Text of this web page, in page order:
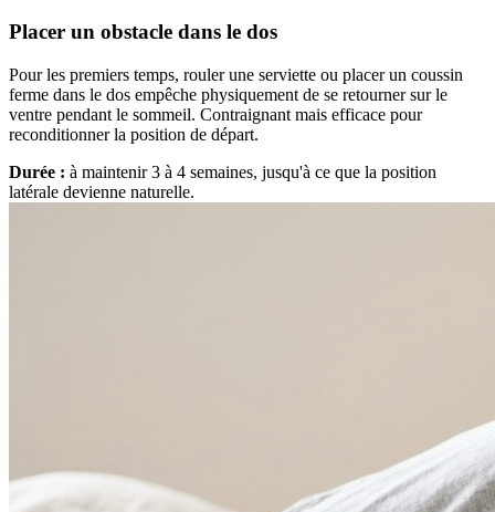
Placer un obstacle dans le dos
Pour les premiers temps, rouler une serviette ou placer un coussin
ferme dans le dos empêche physiquement de se retourner sur le
ventre pendant le sommeil. Contraignant mais efficace pour
reconditionner la position de départ.
Durée : à maintenir 3 à 4 semaines, jusqu'à ce que la position
latérale devienne naturelle.